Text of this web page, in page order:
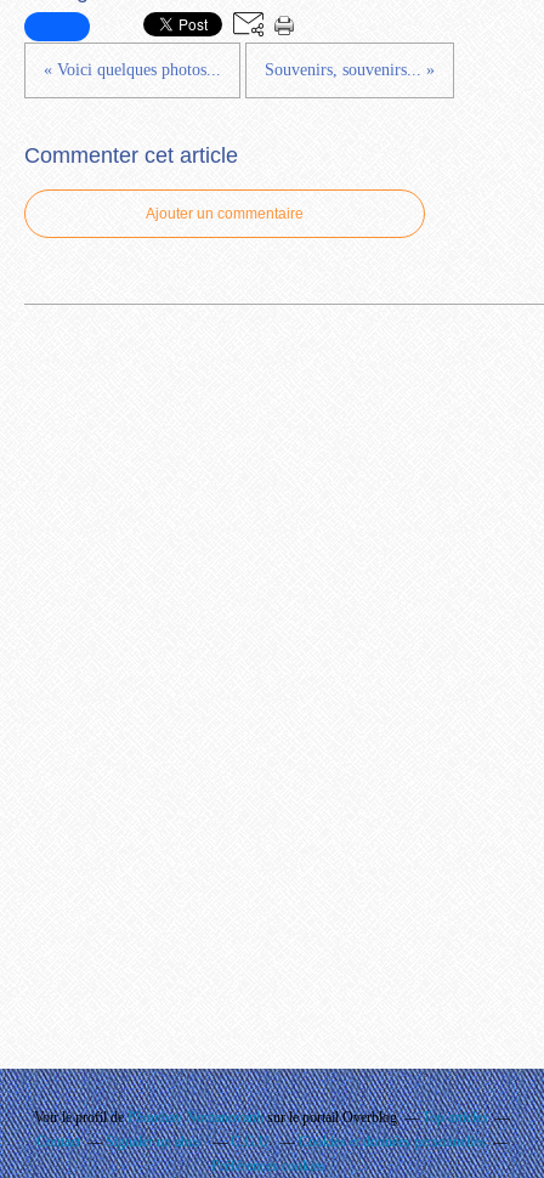
« Voici quelques photos... Souvenirs, souvenirs... »
Commenter cet article
Ajouter un commentaire
Voir le profil dePhouthay Nontanovanhsur le portail Overblog
Top articles
Contact
Signaler un abus C.G.U.
Cookies et données personnelles
Préférences cookies